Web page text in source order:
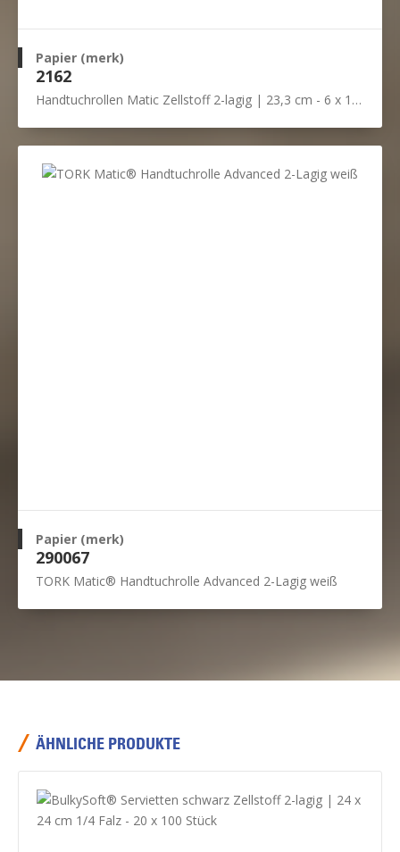
Papier (merk)
2162
Handtuchrollen Matic Zellstoff 2-lagig | 23,3 cm - 6 x 140 Meter
Papier (merk)
290067
TORK Matic® Handtuchrolle Advanced 2-Lagig weiß
ÄHNLICHE PRODUKTE